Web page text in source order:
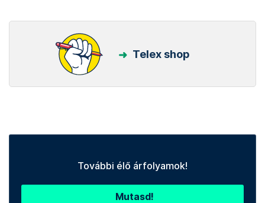
Telex shop
További élő árfolyamok!
Mutasd!